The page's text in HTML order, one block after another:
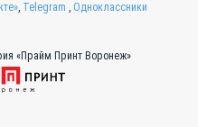
, Telegram , Одноклассники
«Прайм Принт Воронеж»